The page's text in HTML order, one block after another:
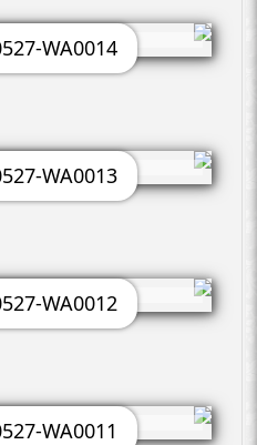
WA0014
WA0013
WA0012
WA0011